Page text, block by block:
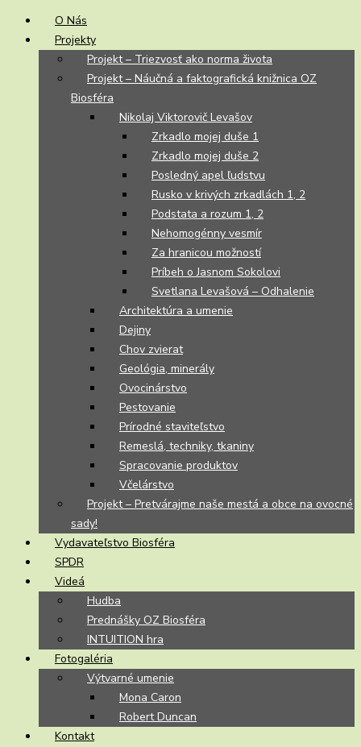
O Nás
Projekty
Projekt – Triezvosť ako norma života
Projekt – Náučná a faktografická knižnica OZ
Biosféra
Nikolaj Viktorovič Levašov
Zrkadlo mojej duše 1
Zrkadlo mojej duše 2
Posledný apel ľudstvu
Rusko v krivých zrkadlách 1, 2
Podstata a rozum 1, 2
Nehomogénny vesmír
Za hranicou možností
Príbeh o Jasnom Sokolovi
Svetlana Levašová – Odhalenie
Architektúra a umenie
Dejiny
Chov zvierat
Geológia, minerály
Ovocinárstvo
Pestovanie
Prírodné staviteľstvo
Remeslá, techniky, tkaniny
Spracovanie produktov
Včelárstvo
Projekt – Pretvárajme naše mestá a obce na ovocné
sady!
Vydavateľstvo Biosféra
SPDR
Videá
Hudba
Prednášky OZ Biosféra
INTUITION hra
Fotogaléria
Výtvarné umenie
Mona Caron
Robert Duncan
Kontakt